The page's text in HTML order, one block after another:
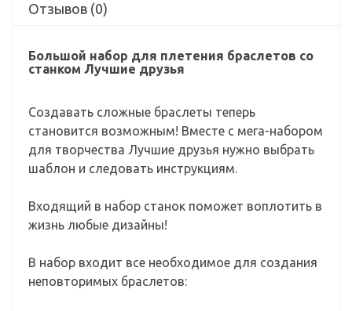
Отзывов (0)
Большой набор для плетения браслетов со
станком Лучшие друзья
Создавать сложные браслеты теперь
становится возможным! Вместе с мега-набором
для творчества Лучшие друзья нужно выбрать
шаблон и следовать инструкциям.
Входящий в набор станок поможет воплотить в
жизнь любые дизайны!
В набор входит все необходимое для создания
неповторимых браслетов: